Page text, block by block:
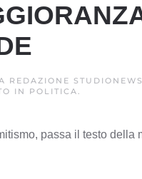
REDAZIONE STUDIONEWS
IN POLITICA.
passa il testo della